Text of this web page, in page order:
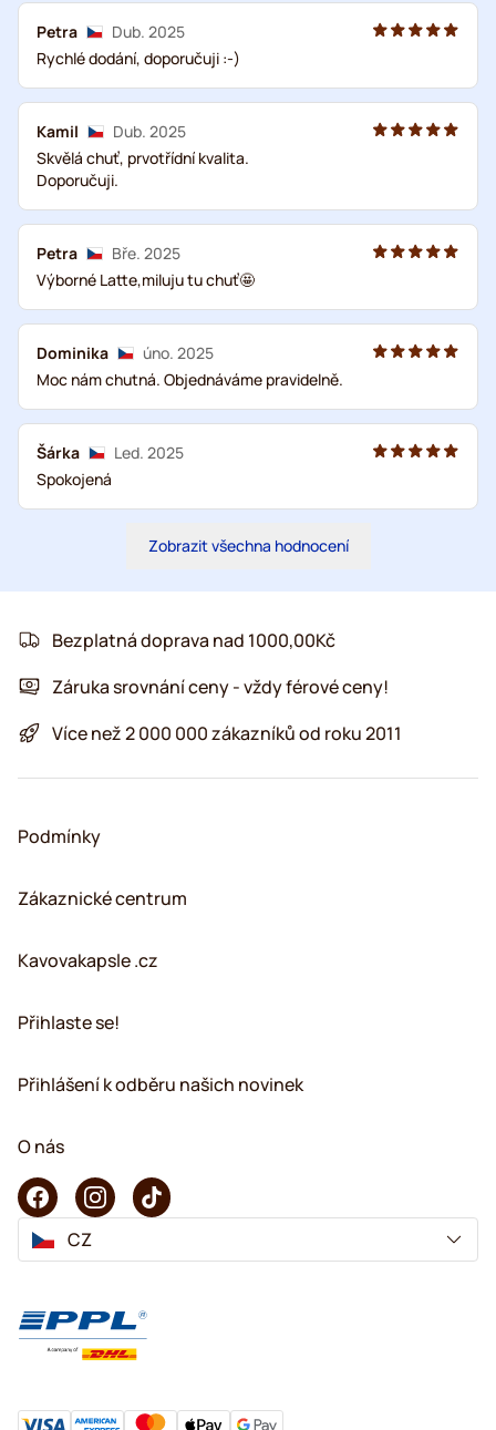
Petra
Dub. 2025
Rychlé dodání, doporučuji :-)
Kamil
Dub. 2025
Skvělá chuť, prvotřídní kvalita.
Doporučuji.
Petra
Bře. 2025
Výborné Latte,miluju tu chuť🤩
Dominika
úno. 2025
Moc nám chutná. Objednáváme pravidelně.
Šárka
Led. 2025
Spokojená
Zobrazit všechna hodnocení
Bezplatná doprava nad 1000,00Kč
Záruka srovnání ceny - vždy férové ceny!
Více než 2 000 000 zákazníků od roku 2011
Podmínky
Zákaznické centrum
Kavovakapsle .cz
Přihlaste se!
Přihlášení k odběru našich novinek
O nás
CZ